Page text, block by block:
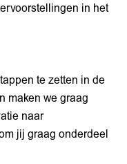
in het
te zetten in de
maken we graag
naar
jij graag onderdeel